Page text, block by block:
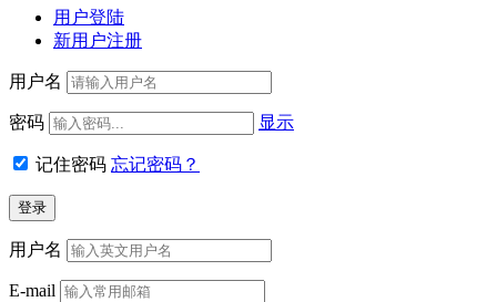
用户登陆
新用户注册
用户名
密码 显示
记住密码 忘记密码？
用户名
E-mail